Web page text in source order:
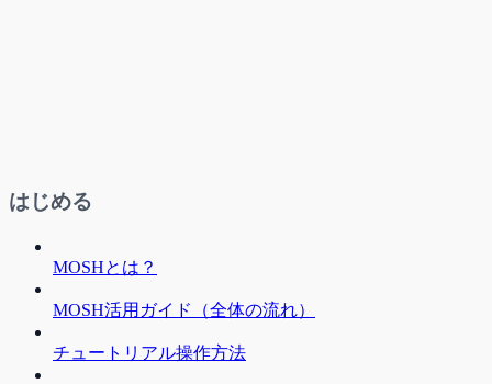
はじめる
MOSHとは？
MOSH活用ガイド（全体の流れ）
チュートリアル操作方法